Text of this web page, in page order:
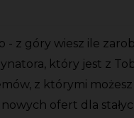
- z góry wiesz ile
który jest z
z którymi możesz
ofert dla